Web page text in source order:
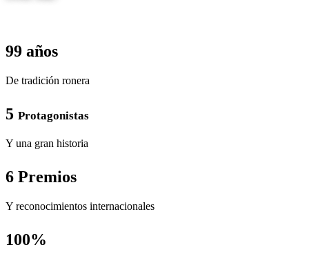
99 años
De tradición ronera
5 Protagonistas
Y una gran historia
6 Premios
Y reconocimientos internacionales
100%